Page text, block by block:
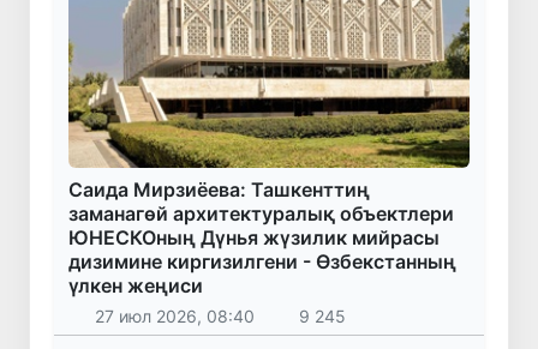
Саида Мирзиёева: Ташкенттиң
заманагөй архитектуралық объектлери
ЮНЕСКОның Дүнья жүзилик мийрасы
дизимине киргизилгени - Өзбекстанның
үлкен жеңиси
27 июл 2026, 08:40 9 245